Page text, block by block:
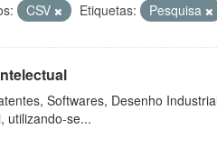
CSV Etiquetas: Pesquisa
Softwares, Desenho
utilizando-se...